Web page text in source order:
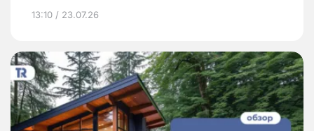
13:10 / 23.07.26